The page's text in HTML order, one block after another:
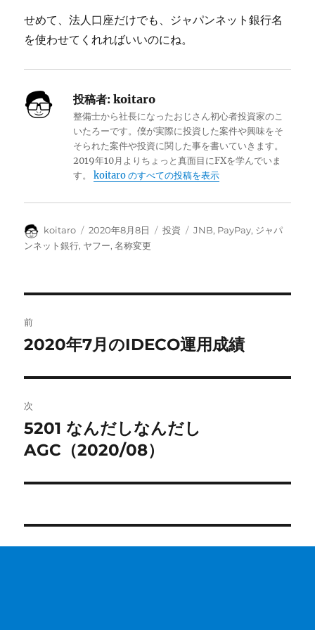
せめて、法人口座だけでも、ジャパンネット銀行名
を使わせてくれればいいのにね。
投稿者: koitaro
整備士から社長になったおじさん初心者投資家のこ
いたろーです。僕が実際に投資した案件や興味をそ
そられた案件や投資に関した事を書いていきます。
2019年10月よりちょっと真面目にFXを学んでいま
す。koitaro のすべての投稿を表示
投
稿
koitaro
投
稿
2020年8月8日
カ
投資
タ
JNB, PayPay, ジャパ
ンネット銀行, ヤフー,名称変更
稿
ビ
ゲ
ー
シ
ン
前
前
投
稿:
2020年7月のIDECO運用成績
次
次
の
稿:
5201 なんだしなんだし
AGC（2020/08）